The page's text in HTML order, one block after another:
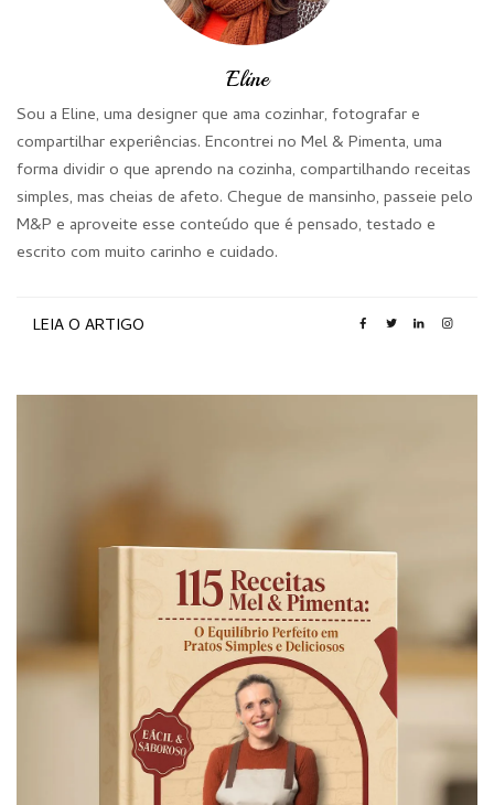
Eline
Sou a Eline, uma designer que ama cozinhar, fotografar e
compartilhar experiências. Encontrei no Mel & Pimenta, uma
forma dividir o que aprendo na cozinha, compartilhando receitas
simples, mas cheias de afeto. Chegue de mansinho, passeie pelo
M&P e aproveite esse conteúdo que é pensado, testado e
escrito com muito carinho e cuidado.
LEIA O ARTIGO